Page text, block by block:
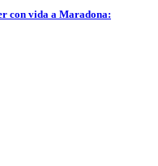
con vida a Maradona: